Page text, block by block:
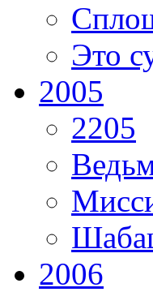
Это
2005
2205
2006